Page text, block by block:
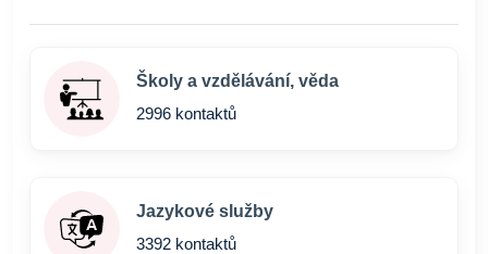
Školy a vzdělávání, věda
2996 kontaktů
Jazykové služby
3392 kontaktů